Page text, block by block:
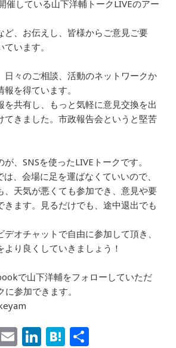
ai k
e
dI
n
e
n
催している山下洋輔トークLIVEのアー
ど、お伝えし、皆様からご意見ご要
います。
日々のご相談、活動のネットワークか
を得ています。
を共有し、もっと気軽に意見交換を出
てきました。市政報告会というと堅苦
、SNSを使ったLIVEトークです。
は、会場に足を運ばなくていいので、
、天気が悪くても参加でき、意見や要
きます。見るだけでも、途中退出でも
オチャットで自由に参加して頂き、
り良くしていきましょう！
で山下洋輔をフォローしていただ
参加できます。
E Li H